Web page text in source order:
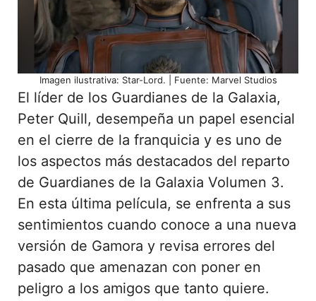
Imagen ilustrativa: Star-Lord. | Fuente: Marvel Studios
El líder de los Guardianes de la Galaxia,
Peter Quill, desempeña un papel esencial
en el cierre de la franquicia y es uno de
los aspectos más destacados del reparto
de Guardianes de la Galaxia Volumen 3.
En esta última película, se enfrenta a sus
sentimientos cuando conoce a una nueva
versión de Gamora y revisa errores del
pasado que amenazan con poner en
peligro a los amigos que tanto quiere.